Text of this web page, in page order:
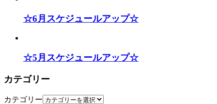
☆6月スケジュールアップ☆
☆5月スケジュールアップ☆
カテゴリー
カテゴリー